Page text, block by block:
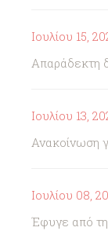
Ιουλίου 15,
Απαράδεκτη
Ιουλίου 13,
Ανακοίνωση
Ιουλίου 08,
Έφυγε από τη